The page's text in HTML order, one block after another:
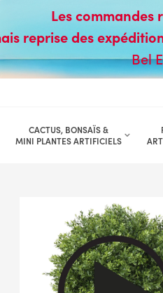
Les commandes
reprise des
Bel
CACTUS, BONSAÏS &
MINI PLANTES ARTIFICIELS